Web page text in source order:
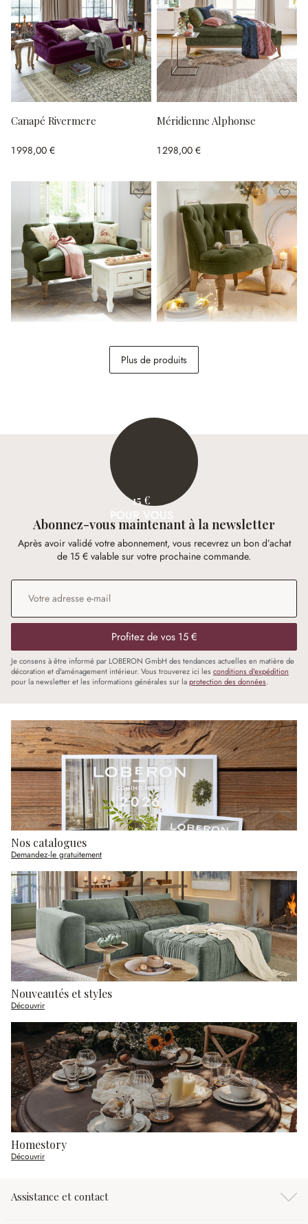
Canapé Rivermere
1 998,00 €
Méridienne Alphonse
1 298,00 €
398,00 €
Plus de produits
15 €
POUR VOUS
Abonnez-vous maintenant à la newsletter
Après avoir validé votre abonnement, vous recevrez un bon d’achat
de 15 € valable sur votre prochaine commande.
Adresse e-mail
Profitez de vos 15 €
Je consens à être informé par LOBERON GmbH des tendances actuelles en matière de
décoration et d'aménagement intérieur. Vous trouverez ici les conditions d'expédition
pour la newsletter et les informations générales sur laprotection des données.
Nos catalogues
Demandez-le gratuitement
Nouveautés et styles
Découvrir
Homestory
Découvrir
Assistance et contact